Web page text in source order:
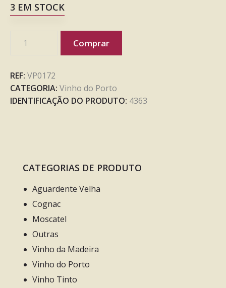
3 EM STOCK
Comprar
REF: VP0172
CATEGORIA: Vinho do Porto
IDENTIFICAÇÃO DO PRODUTO: 4363
CATEGORIAS DE PRODUTO
Aguardente Velha
Cognac
Moscatel
Outras
Vinho da Madeira
Vinho do Porto
Vinho Tinto